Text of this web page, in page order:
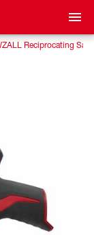
Reciprocating